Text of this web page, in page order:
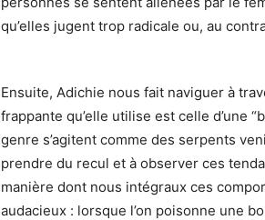
qu’elles jugent trop radicale ou, au
Ensuite, Adichie nous fait naviguer à
frappante qu’elle utilise est celle d’une
genre s’agitent comme des serpents
prendre du recul et à observer ces
manière dont nous intégraux ces
audacieux : lorsque l’on poisonne une